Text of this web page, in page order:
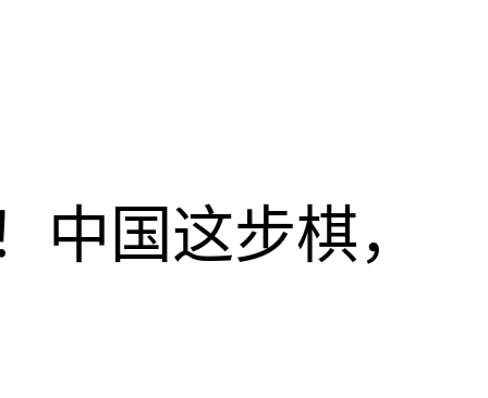
中国这步棋，